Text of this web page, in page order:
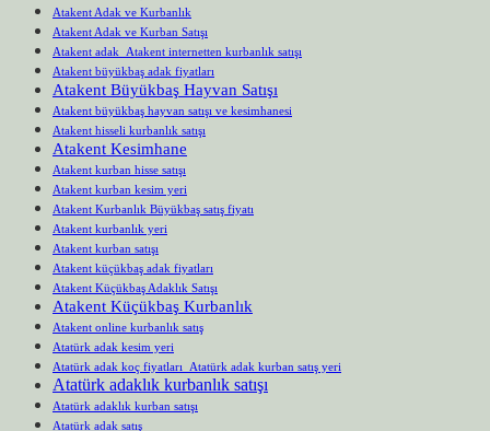
Atakent Adak ve Kurbanlık
Atakent Adak ve Kurban Satışı
Atakent adak Atakent internetten kurbanlık satışı
Atakent büyükbaş adak fiyatları
Atakent Büyükbaş Hayvan Satışı
Atakent büyükbaş hayvan satışı ve kesimhanesi
Atakent hisseli kurbanlık satışı
Atakent Kesimhane
Atakent kurban hisse satışı
Atakent kurban kesim yeri
Atakent Kurbanlık Büyükbaş satış fiyatı
Atakent kurbanlık yeri
Atakent kurban satışı
Atakent küçükbaş adak fiyatları
Atakent Küçükbaş Adaklık Satışı
Atakent Küçükbaş Kurbanlık
Atakent online kurbanlık satış
Atatürk adak kesim yeri
Atatürk adak koç fiyatları Atatürk adak kurban satış yeri
Atatürk adaklık kurbanlık satışı
Atatürk adaklık kurban satışı
Atatürk adak satış